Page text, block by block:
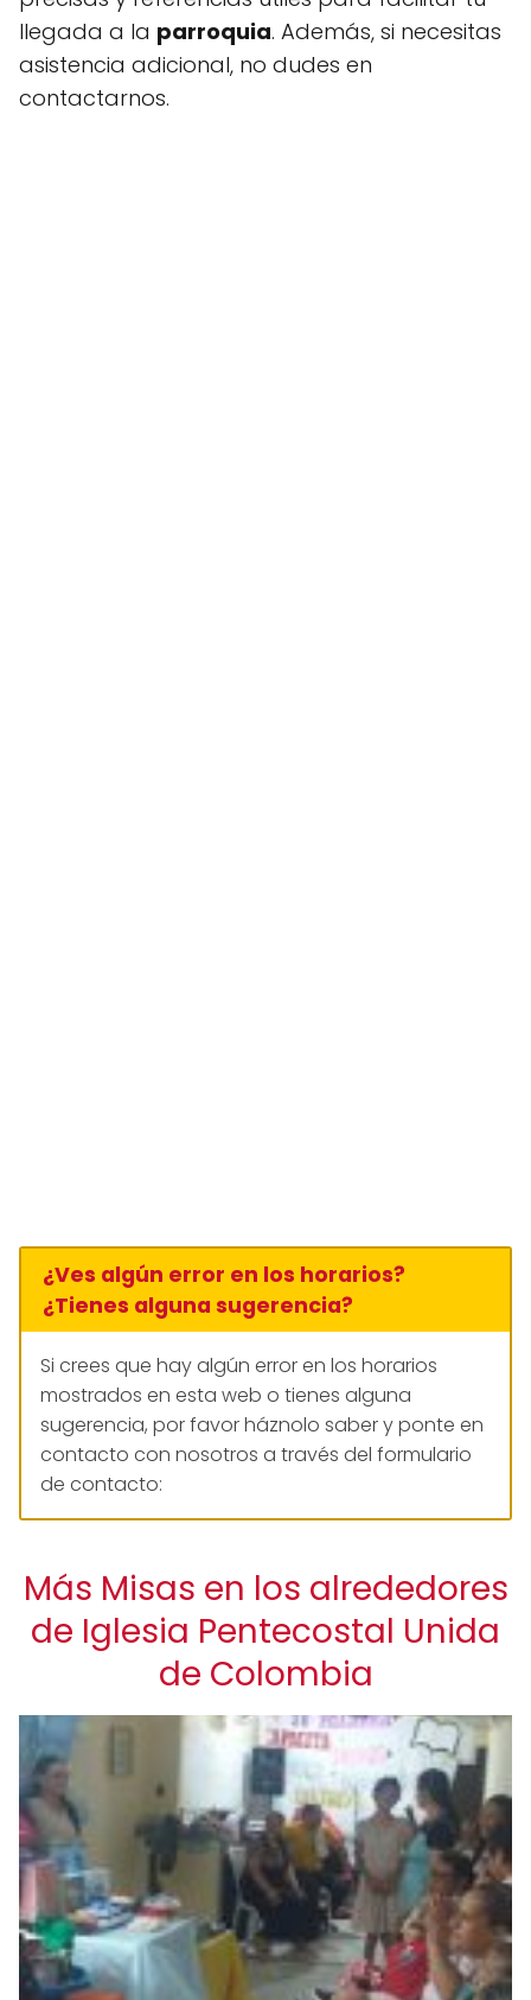
llegada a la parroquia. Además, si necesitas
asistencia adicional, no dudes en
contactarnos.
¿Ves algún error en los horarios?
¿Tienes alguna sugerencia?
Si crees que hay algún error en los horarios
mostrados en esta web o tienes alguna
sugerencia, por favor háznolo saber y ponte en
contacto con nosotros a través del formulario
de contacto:
Más Misas en los alrededores
de Iglesia Pentecostal Unida
de Colombia